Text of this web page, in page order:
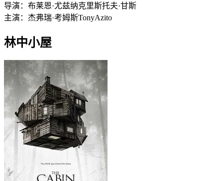
导演： 布莱恩·尤兹纳克里斯托夫·甘斯
主演： 杰弗瑞·考姆斯TonyAzito
林中小屋